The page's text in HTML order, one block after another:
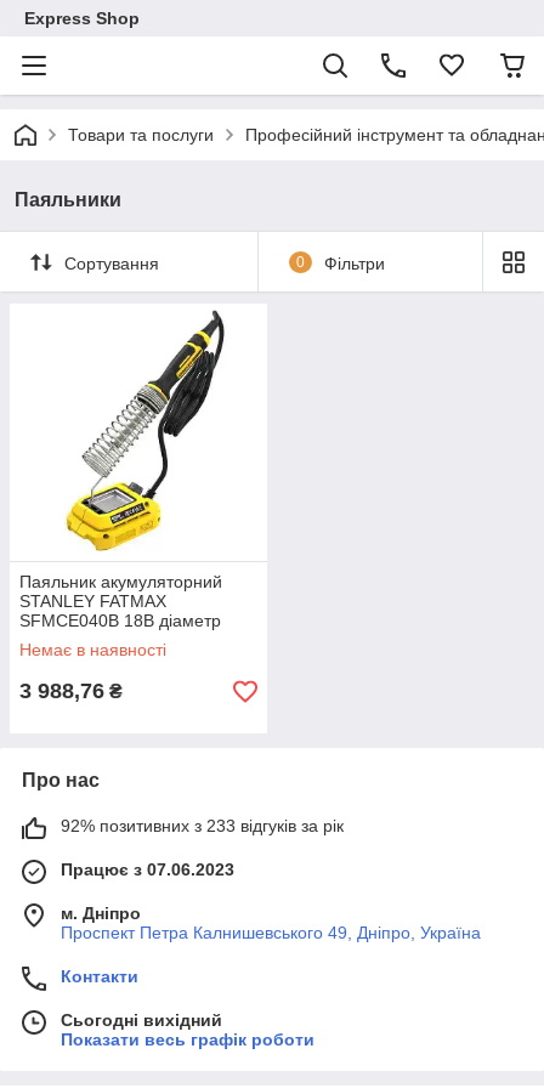
Express Shop
Товари та послуги Професійний інструмент та
Паяльники
Сортування 0 Фільтри
Паяльник акумуляторний
STANLEY FATMAX
SFMCE040B 18В діаметр
жала 6.35 мм вага 0.47 кг
температура 204-482°C
Немає в наявності
3 988,76 ₴
Про нас
92% позитивних з 233 відгуків за рік
Працює з 07.06.2023
м. Дніпро
Проспект Петра Калнишевського 49, Дніпро, Україна
Контакти
Сьогодні вихідний
Показати весь графік роботи